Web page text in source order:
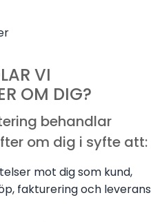
VI
OM DIG?
behandlar
om dig i syfte att:
mot dig som kund,
fakturering och leverans